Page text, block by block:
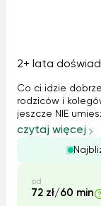
2+ lata
Co ci idzie
rodziców i
jeszcze NIE
wskaże mi co
praktyce, by
Moje podejście
czytaj więcej
od
72 zł/60 min